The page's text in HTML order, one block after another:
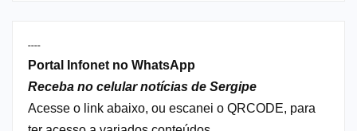
----
Portal Infonet no WhatsApp
Receba no celular notícias de Sergipe
Acesse o link abaixo, ou escanei o QRCODE, para